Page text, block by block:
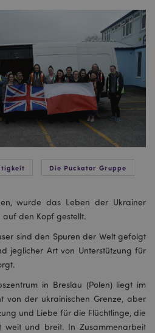
Die Puckator Gruppe
wurde das Leben der Ukrainer
auf den Kopf gestellt.
sind den Spuren der Welt gefolgt
jeglicher Art von Unterstützung für
in Breslau (Polen) liegt im
von der ukrainischen Grenze, aber
und Liebe für die Flüchtlinge, die
weit und breit. In Zusammenarbeit